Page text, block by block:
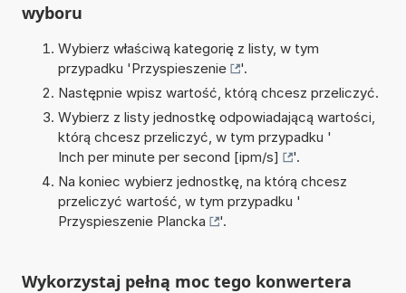
wyboru
Wybierz właściwą kategorię z listy, w tym
przypadku 'Przyspieszenie
'.
Następnie wpisz wartość, którą chcesz przeliczyć.
Wybierz z listy jednostkę odpowiadającą wartości,
którą chcesz przeliczyć, w tym przypadku '
Inch per minute per second [ipm/s]
'.
Na koniec wybierz jednostkę, na którą chcesz
przeliczyć wartość, w tym przypadku '
Przyspieszenie Plancka
'.
Wykorzystaj pełną moc tego konwertera